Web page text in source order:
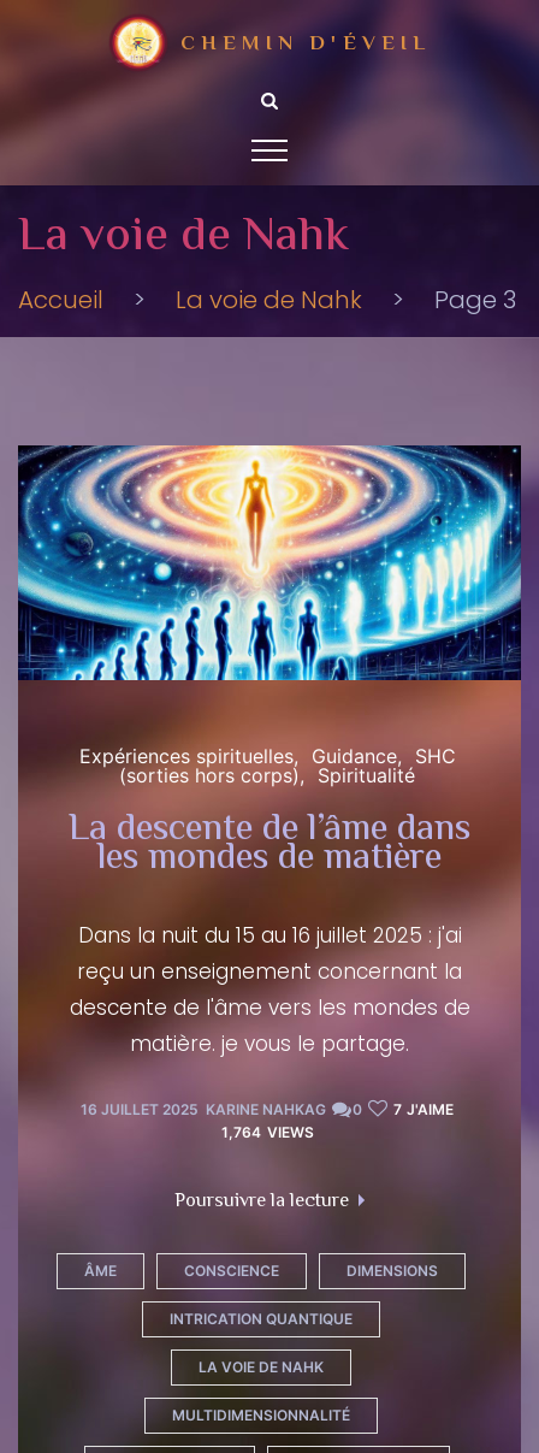
CHEMIN D'ÉVEIL
La voie de Nahk
Accueil > La voie de Nahk > Page 3
Expériences spirituelles Guidance
SHC
(sorties hors corps)
Spiritualité
La descente de l’âme dans
les mondes de matière
Dans la nuit du 15 au 16 juillet 2025 : j'ai
reçu un enseignement concernant la
descente de l'âme vers les mondes de
matière. je vous le partage.
16 JUILLET 2025 KARINE NAHKAG 0 7 J'AIME
1,764 VIEWS
Poursuivre la lecture"La descente de
ÂME CONSCIENCE DIMENSIONS
INTRICATION QUANTIQUE
LA VOIE DE NAHK
MULTIDIMENSIONNALITÉ